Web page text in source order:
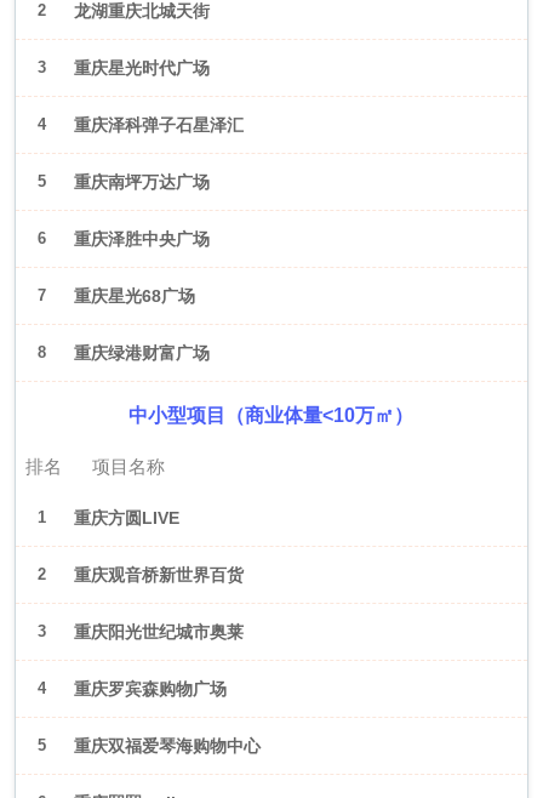
2 龙湖重庆北城天街
3 重庆星光时代广场
4 重庆泽科弹子石星泽汇
5 重庆南坪万达广场
6 重庆泽胜中央广场
7 重庆星光68广场
8 重庆绿港财富广场
中小型项目（商业体量<10万㎡）
排名 项目名称
1 重庆方圆LIVE
2 重庆观音桥新世界百货
3 重庆阳光世纪城市奥莱
4 重庆罗宾森购物广场
5 重庆双福爱琴海购物中心